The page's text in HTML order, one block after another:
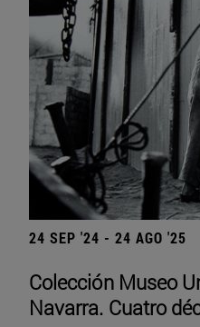
24 SEP '24 - 24 AGO '25
Colección Museo
Navarra. Cuatro